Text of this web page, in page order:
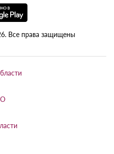
Все права защищены